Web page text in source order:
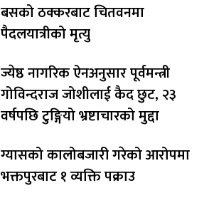
बसको ठक्करबाट चितवनमा
पैदलयात्रीको मृत्यु
ज्येष्ठ नागरिक ऐनअनुसार पूर्वमन्त्री
गोविन्दराज जोशीलाई कैद छुट, २३
वर्षपछि टुङ्गियो भ्रष्टाचारको मुद्दा
ग्यासको कालोबजारी गरेको आरोपमा
भक्तपुरबाट १ व्यक्ति पक्राउ